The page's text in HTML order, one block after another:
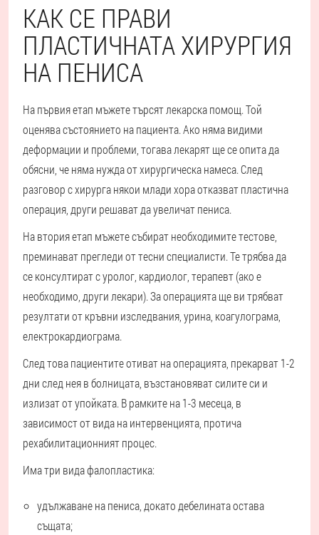
КАК СЕ ПРАВИ
ПЛАСТИЧНАТА ХИРУРГИЯ
НА ПЕНИСА
На първия етап мъжете търсят лекарска помощ. Той
оценява състоянието на пациента. Ако няма видими
деформации и проблеми, тогава лекарят ще се опита да
обясни, че няма нужда от хирургическа намеса. След
разговор с хирурга някои млади хора отказват пластична
операция, други решават да увеличат пениса.
На втория етап мъжете събират необходимите тестове,
преминават прегледи от тесни специалисти. Те трябва да
се консултират с уролог, кардиолог, терапевт (ако е
необходимо, други лекари). За операцията ще ви трябват
резултати от кръвни изследвания, урина, коагулограма,
електрокардиограма.
След това пациентите отиват на операцията, прекарват 1-2
дни след нея в болницата, възстановяват силите си и
излизат от упойката. В рамките на 1-3 месеца, в
зависимост от вида на интервенцията, протича
рехабилитационният процес.
Има три вида фалопластика:
удължаване на пениса, докато дебелината остава
същата;